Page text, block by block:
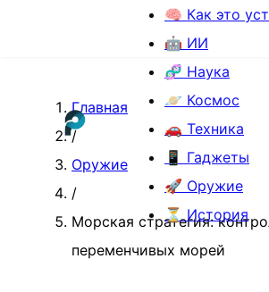
🧠 Как это
🤖 ИИ
🧬 Наука
🪐 Космос
🚗 Техника
📱 Гаджеты
🚀 Оружие
⏳ История
Главная
/
Оружие
/
Морская стратегия:
переменчивых морей